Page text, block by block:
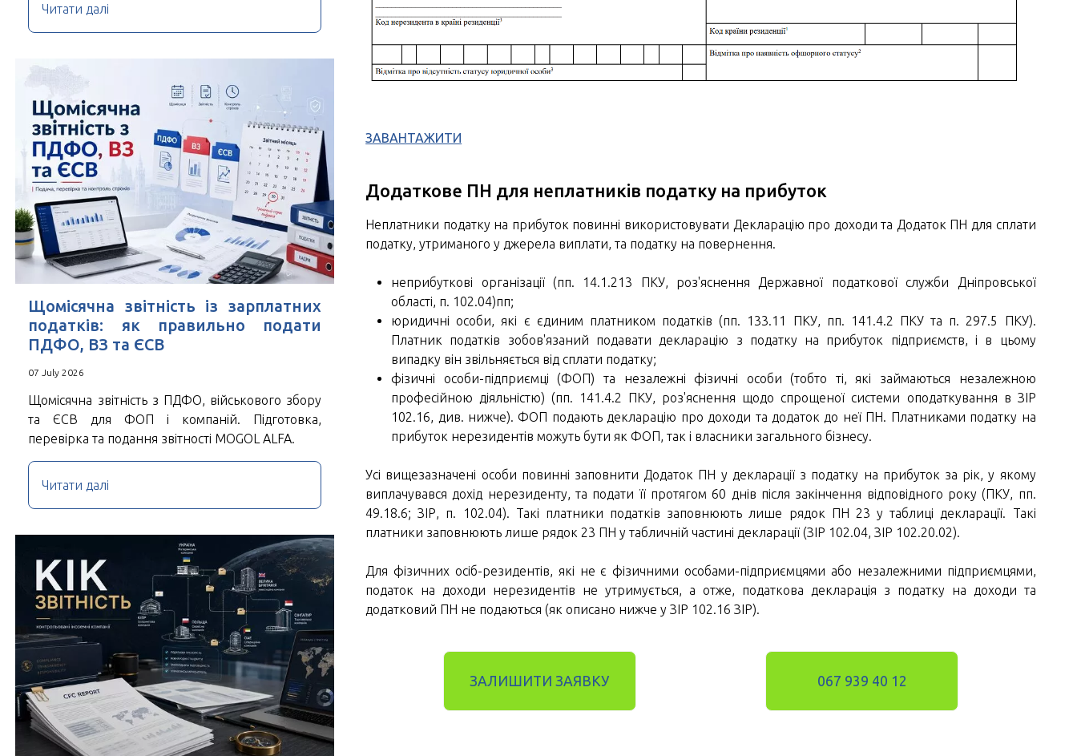
ЗАВАНТАЖИТИ
Додаткове ПН для неплатників податку на прибуток
Неплатники податку на прибуток повинні використовувати Декларацію про доходи та Додаток ПН для сплати
податку, утриманого у джерела виплати, та податку на повернення.
неприбуткові організації (пп. 14.1.213 ПКУ, роз'яснення Державної податкової служби Дніпровської
області, п. 102.04)пп;
юридичні особи, які є єдиним платником податків (пп. 133.11 ПКУ, пп. 141.4.2 ПКУ та п. 297.5 ПКУ).
Платник податків зобов'язаний подавати декларацію з податку на прибуток підприємств, і в цьому
випадку він звільняється від сплати податку;
фізичні особи-підприємці (ФОП) та незалежні фізичні особи (тобто ті, які займаються незалежною
професійною діяльністю) (пп. 141.4.2 ПКУ, роз'яснення щодо спрощеної системи оподаткування в ЗІР
102.16, див. нижче). ФОП подають декларацію про доходи та додаток до неї ПН. Платниками податку на
прибуток нерезидентів можуть бути як ФОП, так і власники загального бізнесу.
Усі вищезазначені особи повинні заповнити Додаток ПН у декларації з податку на прибуток за рік, у якому
виплачувався дохід нерезиденту, та подати її протягом 60 днів після закінчення відповідного року (ПКУ, пп.
49.18.6; ЗІР, п. 102.04). Такі платники податків заповнюють лише рядок ПН 23 у таблиці декларації. Такі
платники заповнюють лише рядок 23 ПН у табличній частині декларації (ЗІР 102.04, ЗІР 102.20.02).
Для фізичних осіб-резидентів, які не є фізичними особами-підприємцями або незалежними підприємцями,
податок на доходи нерезидентів не утримується, а отже, податкова декларація з податку на доходи та
додатковий ПН не подаються (як описано нижче у ЗІР 102.16 ЗІР).
ЗАЛИШИТИ ЗАЯВКУ 067 939 40 12
Читати далі
Щомісячна звітність із зарплатних
податків: як правильно подати
ПДФО, ВЗ та ЄСВ
07 July 2026
Щомісячна звітність з ПДФО, військового збору
та ЄСВ для ФОП і компаній. Підготовка,
перевірка та подання звітності MOGOL ALFA.
Читати далі